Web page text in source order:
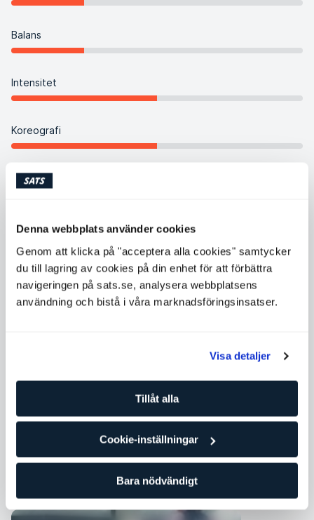
Denna webbplats använder cookies
Genom att klicka på "acceptera alla cookies" samtycker
du till lagring av cookies på din enhet för att förbättra
navigeringen på sats.se, analysera webbplatsens
användning och bistå i våra marknadsföringsinsatser.
Visa detaljer
Tillåt alla
Cookie-inställningar
Bara nödvändigt
Balans
Intensitet
Koreografi
Kompletterande gruppklasser
Core
Liknande gruppklasser